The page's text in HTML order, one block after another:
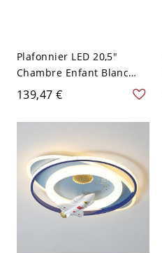
Plafonnier LED 20,5"
Chambre Enfant Blanc
avec Abat-jour Acrylique
Boussole Lumière Blanche
139,47 €